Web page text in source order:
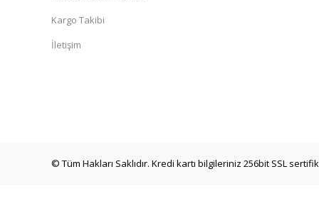
Kargo Takibi
İletişim
© Tüm Hakları Saklıdır. Kredi kartı bilgileriniz 256bit SSL